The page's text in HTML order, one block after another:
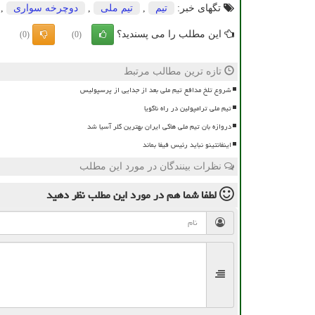
تگهای خبر: تیم تیم ملی دوچرخه سواری
این مطلب را می پسندید؟ (0)
(0)
تازه ترین مطالب مرتبط
شروع تلخ مدافع تیم ملی بعد از جدایی از پرسپولیس
تیم ملی ترامپولین در راه ناگویا
دروازه بان تیم ملی هاکی ایران بهترین گلر آسیا شد
اینفانتینو نباید رئیس فیفا بماند
نظرات بینندگان در مورد این مطلب
لطفا شما همدر مورد این مطلبنظر دهید